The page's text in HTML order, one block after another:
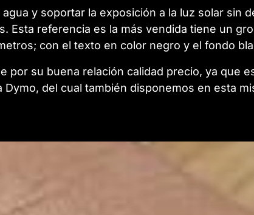
y soportar la exposición a la luz solar sin
Esta referencia es la más vendida tiene un
con el texto en color negro y el fondo
por su buena relación calidad precio, ya que
Dymo, del cual también disponemos en esta